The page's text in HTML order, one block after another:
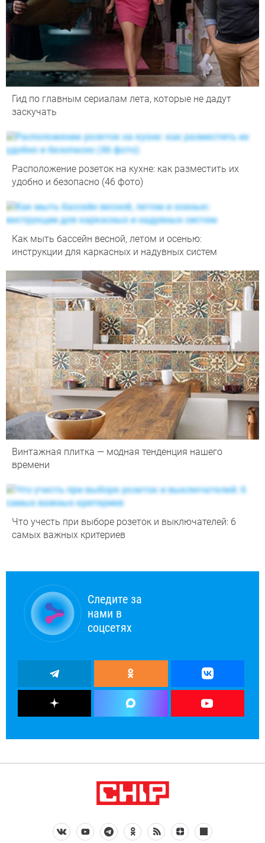
Гид по главным сериалам лета, которые не дадут
заскучать
Расположение розеток на кухне: как разместить их
удобно и безопасно (46 фото)
Как мыть бассейн весной, летом и осенью:
инструкции для каркасных и надувных систем
Винтажная плитка — модная тенденция нашего
времени
Что учесть при выборе розеток и выключателей: 6
самых важных критериев
Следите за
нами в
соцсетях